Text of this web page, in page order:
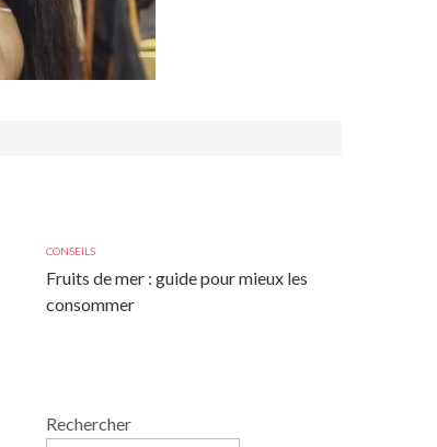
CONSEILS
Fruits de mer : guide pour mieux les
consommer
Rechercher